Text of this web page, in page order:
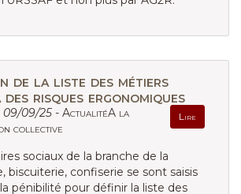
de la liste des métiers
des risques ergonomiques
Lire
09/09/25 - ActualitéA la
collective
sociaux de la branche de la
biscuiterie, confiserie se sont saisis
pénibilité pour définir la liste des